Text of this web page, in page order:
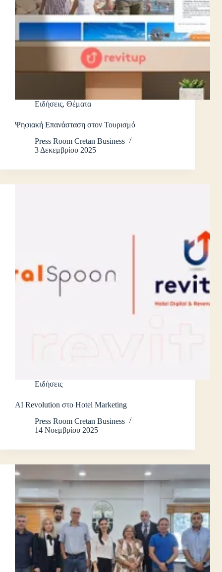
Ειδήσεις, Θέματα
Ψηφιακή Επανάσταση στον Τουρισμό
Press Room Cretan Business
3 Δεκεμβρίου 2025
Ειδήσεις
AI Revolution στο Hotel Marketing
Press Room Cretan Business
14 Νοεμβρίου 2025